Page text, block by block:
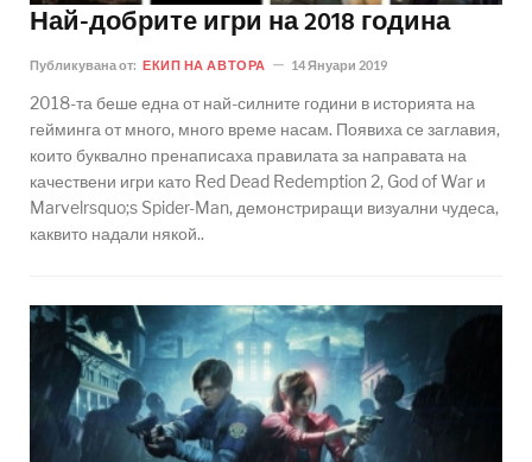
Най-добрите игри на 2018 година
Публикувана от: ЕКИП НА АВТОРА 14 Януари 2019
2018-та беше една от най-силните години в историята на
гейминга от много, много време насам. Появиха се заглавия,
които буквално пренаписаха правилата за направата на
качествени игри като Red Dead Redemption 2, God of War и
Marvelrsquo;s Spider-Man, демонстриращи визуални чудеса,
каквито надали някой..